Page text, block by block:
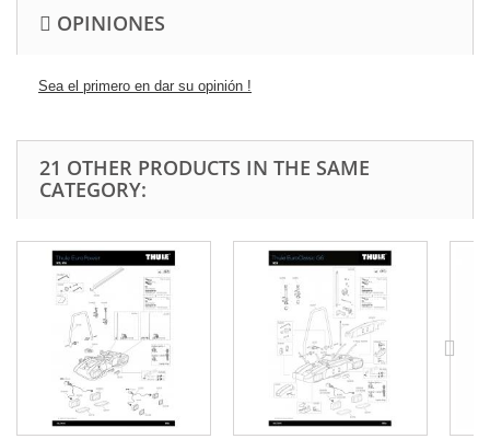
OPINIONES
Sea el primero en dar su opinión !
21 OTHER PRODUCTS IN THE SAME
CATEGORY: